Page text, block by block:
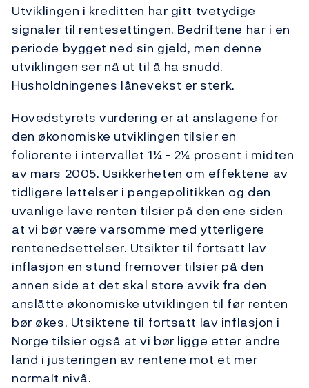
Utviklingen i kreditten har gitt tvetydige
signaler til rentesettingen. Bedriftene har i en
periode bygget ned sin gjeld, men denne
utviklingen ser nå ut til å ha snudd.
Husholdningenes lånevekst er sterk.
Hovedstyrets vurdering er at anslagene for
den økonomiske utviklingen tilsier en
foliorente i intervallet 1¼ - 2¼ prosent i midten
av mars 2005. Usikkerheten om effektene av
tidligere lettelser i pengepolitikken og den
uvanlige lave renten tilsier på den ene siden
at vi bør være varsomme med ytterligere
rentenedsettelser. Utsikter til fortsatt lav
inflasjon en stund fremover tilsier på den
annen side at det skal store avvik fra den
anslåtte økonomiske utviklingen til før renten
bør økes. Utsiktene til fortsatt lav inflasjon i
Norge tilsier også at vi bør ligge etter andre
land i justeringen av rentene mot et mer
normalt nivå.